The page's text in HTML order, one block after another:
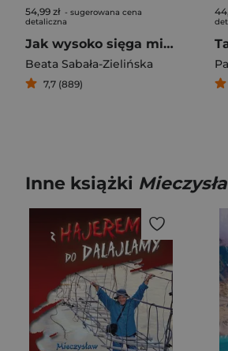
54,99 zł - sugerowana cena
detaliczna
Jak wysoko sięga miłość ? Życie po Broad Peak. Rozmowa z Ewą Berbeką
Beata Sabała-Zielińska
7,7 (889)
Inne książki